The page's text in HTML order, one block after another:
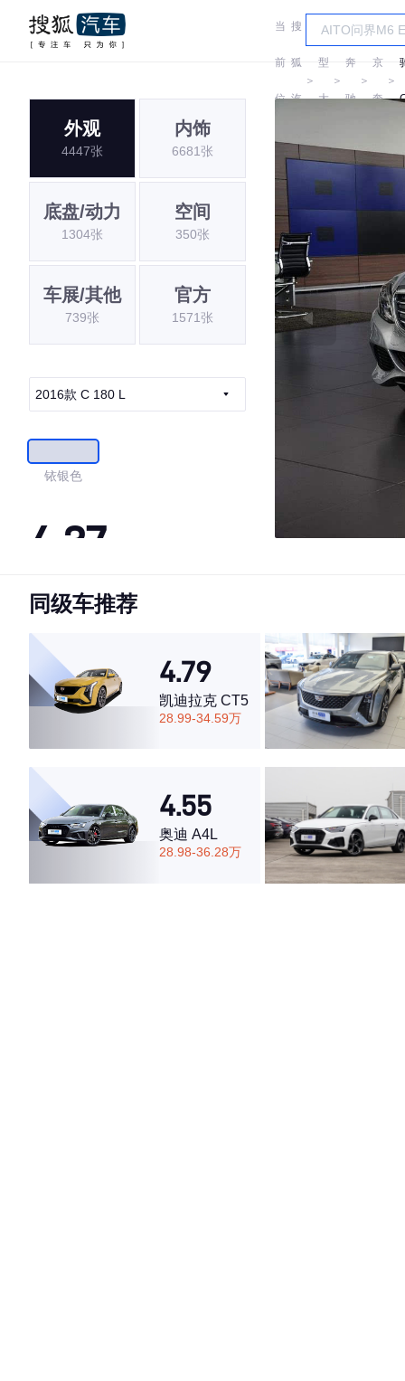
当
前
位
搜
狐
汽
＞
车
型
大
＞
奔
驰
＞
北
京
奔
＞
外观
4447张
内饰
6681张
底盘/动力
1304张
空间
350张
车展/其他
739张
官方
1571张
2016款 C 180 L
铱银色
4.37
·外观表现一般，低于54%同级车
·空间表现一般，低于73%同级车
同级车推荐
4.79
凯迪拉克 CT5
28.99-34.59万
4.55
奥迪 A4L
28.98-36.28万